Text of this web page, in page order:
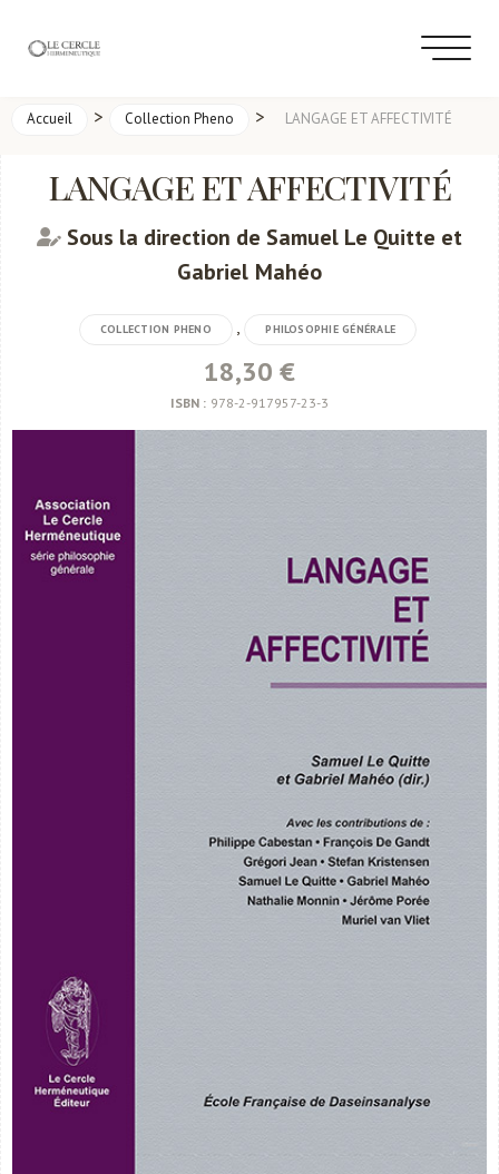
Accueil > Collection Pheno > LANGAGE ET AFFECTIVITÉ
LANGAGE ET AFFECTIVITÉ
Sous la direction de Samuel Le Quitte et
Gabriel Mahéo
COLLECTION PHENO PHILOSOPHIE GÉNÉRALE
18,30 €
ISBN : 978-2-917957-23-3